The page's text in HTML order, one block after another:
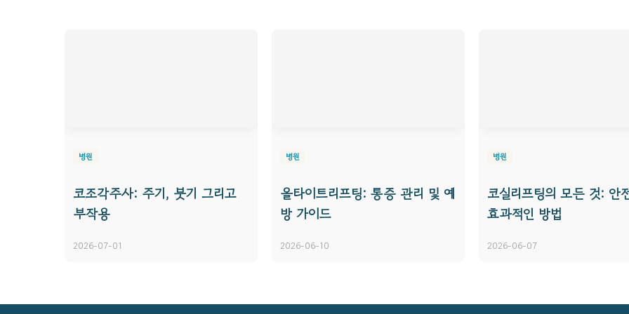
병원
코조각주사: 주기, 붓기 그리고
부작용
2026-07-01
병원
올타이트리프팅: 통증 관리 및 예
방 가이드
2026-06-10
병원
코실리프팅의 모든 것: 안
효과적인 방법
2026-06-07